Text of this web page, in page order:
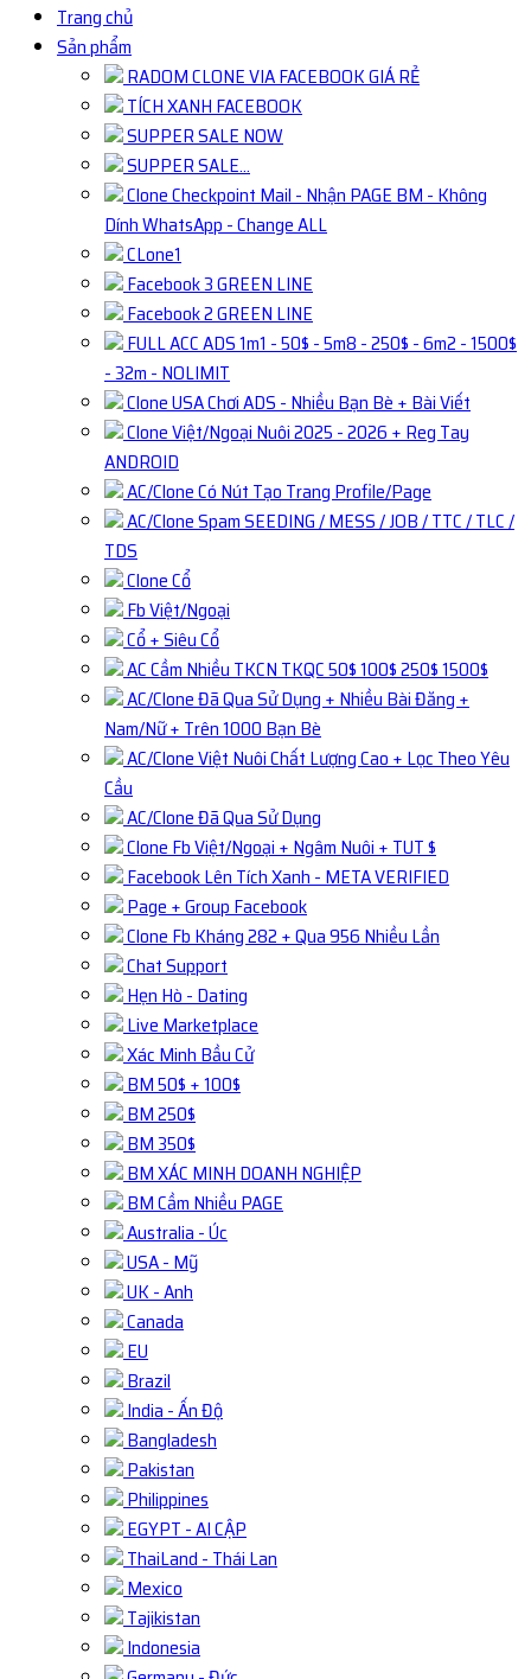
Trang chủ
Sản phẩm
RADOM CLONE VIA FACEBOOK GIÁ RẺ
TÍCH XANH FACEBOOK
SUPPER SALE NOW
SUPPER SALE...
Clone Checkpoint Mail - Nhận PAGE BM - Không
Dính WhatsApp - Change ALL
CLone1
Facebook 3 GREEN LINE
Facebook 2 GREEN LINE
FULL ACC ADS 1m1 - 50$ - 5m8 - 250$ - 6m2 - 1500$
- 32m - NOLIMIT
Clone USA Chơi ADS - Nhiều Bạn Bè + Bài Viết
Clone Việt/Ngoại Nuôi 2025 - 2026 + Reg Tay
ANDROID
AC/Clone Có Nút Tạo Trang Profile/Page
AC/Clone Spam SEEDING / MESS / JOB / TTC / TLC /
TDS
Clone Cổ
Fb Việt/Ngoại
Cổ + Siêu Cổ
AC Cầm Nhiều TKCN TKQC 50$ 100$ 250$ 1500$
AC/Clone Đã Qua Sử Dụng + Nhiều Bài Đăng +
Nam/Nữ + Trên 1000 Bạn Bè
AC/Clone Việt Nuôi Chất Lượng Cao + Lọc Theo Yêu
Cầu
AC/Clone Đã Qua Sử Dụng
Clone Fb Việt/Ngoại + Ngâm Nuôi + TUT $
Facebook Lên Tích Xanh - META VERIFIED
Page + Group Facebook
Clone Fb Kháng 282 + Qua 956 Nhiều Lần
Chat Support
Hẹn Hò - Dating
Live Marketplace
Xác Minh Bầu Cử
BM 50$ + 100$
BM 250$
BM 350$
BM XÁC MINH DOANH NGHIỆP
BM Cầm Nhiều PAGE
Australia - Úc
USA - Mỹ
UK - Anh
Canada
EU
Brazil
India - Ấn Độ
Bangladesh
Pakistan
Philippines
EGYPT - AI CẬP
ThaiLand - Thái Lan
Mexico
Tajikistan
Indonesia